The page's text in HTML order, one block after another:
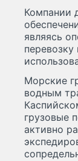
Компании
являясь
Морские
водным
грузовые
активно